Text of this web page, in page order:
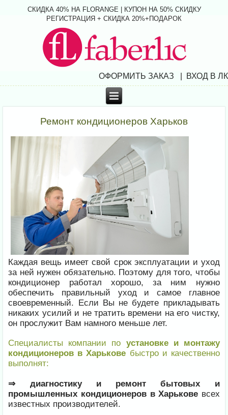
СКИДКА 40% НА FLORANGE | КУПОН НА 50% СКИДКУ
РЕГИСТРАЦИЯ + СКИДКА 20%+ПОДАРОК
ОФОРМИТЬ ЗАКАЗ | ВХОД В ЛК
Ремонт кондиционеров Харьков
Каждая вещь имеет свой срок эксплуатации и уход
за ней нужен обязательно. Поэтому для того, чтобы
кондиционер работал хорошо, за ним нужно
обеспечить правильный уход и самое главное
своевременный. Если Вы не будете прикладывать
никаких усилий и не тратить времени на его чистку,
он прослужит Вам намного меньше лет.
Специалисты компании по установке и монтажу
кондиционеров в Харькове быстро и качественно
выполнят:
⇒ диагностику и ремонт бытовых и
промышленных кондиционеров в Харькове всех
известных производителей.